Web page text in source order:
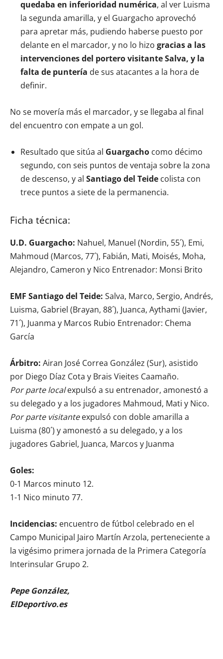
quedaba en inferioridad numérica, al ver Luisma
la segunda amarilla, y el Guargacho aprovechó
para apretar más, pudiendo haberse puesto por
delante en el marcador, y no lo hizo gracias a las
intervenciones del portero visitante Salva, y la
falta de puntería de sus atacantes a la hora de
definir.
No se movería más el marcador, y se llegaba al final
del encuentro con empate a un gol.
Resultado que sitúa al Guargacho como décimo
segundo, con seis puntos de ventaja sobre la zona
de descenso, y al Santiago del Teide colista con
trece puntos a siete de la permanencia.
Ficha técnica:
U.D. Guargacho: Nahuel, Manuel (Nordin, 55´), Emi,
Mahmoud (Marcos, 77´), Fabián, Mati, Moisés, Moha,
Alejandro, Cameron y Nico Entrenador: Monsi Brito
EMF Santiago del Teide: Salva, Marco, Sergio, Andrés,
Luisma, Gabriel (Brayan, 88´), Juanca, Aythami (Javier,
71´), Juanma y Marcos Rubio Entrenador: Chema
García
Árbitro: Airan José Correa González (Sur), asistido
por Diego Díaz Cota y Brais Vieites Caamaño.
Por parte localexpulsó a su entrenador, amonestó a
su delegado y a los jugadores Mahmoud, Mati y Nico.
Por parte visitanteexpulsó con doble amarilla a
Luisma (80´) y amonestó a su delegado, y a los
jugadores Gabriel, Juanca, Marcos y Juanma
Goles:
0-1 Marcos minuto 12.
1-1 Nico minuto 77.
Incidencias: encuentro de fútbol celebrado en el
Campo Municipal Jairo Martín Arzola, perteneciente a
la vigésimo primera jornada de la Primera Categoría
Interinsular Grupo 2.
Pepe González,
ElDeportivo.es